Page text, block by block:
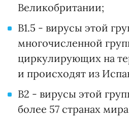
Великобритании;
В1.5 - вирусы этой
многочисленной
циркулирующих на
и происходят из
В2 - вирусы этой
более 57 странах